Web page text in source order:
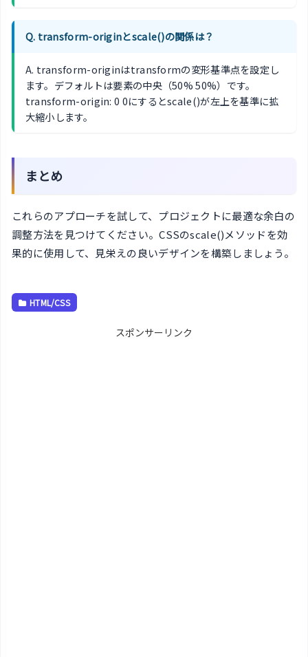
Q. transform-originとscale()の関係は？
A. transform-originはtransformの変形基準点を設定し
ます。デフォルトは要素の中央（50% 50%）です。
transform-origin: 0 0にするとscale()が左上を基準に拡
大縮小します。
まとめ
これらのアプローチを試して、プロジェクトに最適な余白の
調整方法を見つけてください。CSSのscale()メソッドを効
果的に使用して、見栄えの良いデザインを構築しましょう。
HTML/CSS
スポンサーリンク